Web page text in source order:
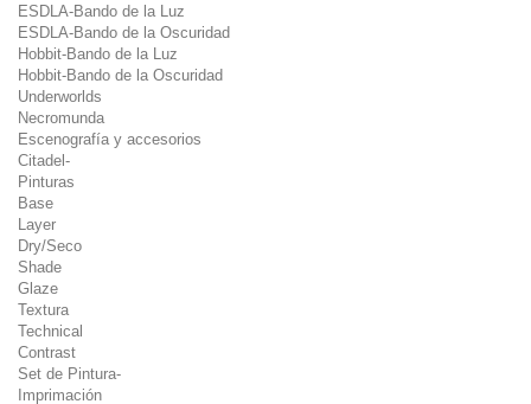
ESDLA-Bando de la Luz
ESDLA-Bando de la Oscuridad
Hobbit-Bando de la Luz
Hobbit-Bando de la Oscuridad
Underworlds
Necromunda
Escenografía y accesorios
Citadel-
Pinturas
Base
Layer
Dry/Seco
Shade
Glaze
Textura
Technical
Contrast
Set de Pintura-
Imprimación